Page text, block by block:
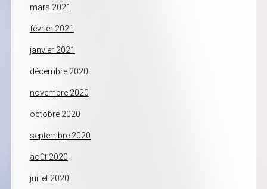
mars 2021
février 2021
janvier 2021
décembre 2020
novembre 2020
octobre 2020
septembre 2020
août 2020
juillet 2020